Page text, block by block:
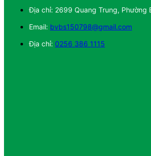
Địa chỉ: 2699 Quang Trung, Phường
Email: bvbs150798@gmail.com
Địa chỉ: 0256 386 1115